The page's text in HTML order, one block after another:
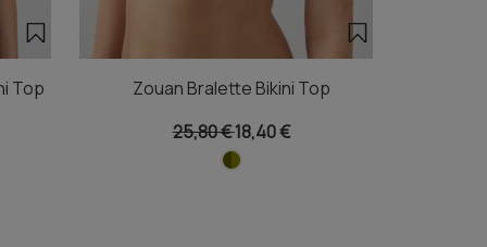
Top
Zouan Bralette Bikini Top
25,80 €18,40 €